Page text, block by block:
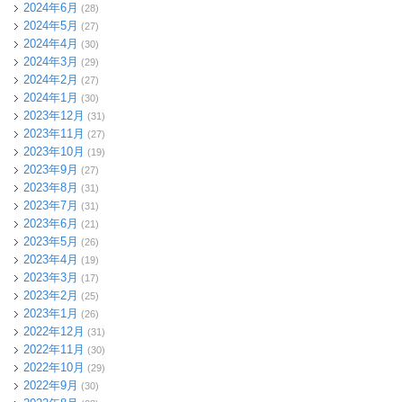
2024年6月 (28)
2024年5月 (27)
2024年4月 (30)
2024年3月 (29)
2024年2月 (27)
2024年1月 (30)
2023年12月 (31)
2023年11月 (27)
2023年10月 (19)
2023年9月 (27)
2023年8月 (31)
2023年7月 (31)
2023年6月 (21)
2023年5月 (26)
2023年4月 (19)
2023年3月 (17)
2023年2月 (25)
2023年1月 (26)
2022年12月 (31)
2022年11月 (30)
2022年10月 (29)
2022年9月 (30)